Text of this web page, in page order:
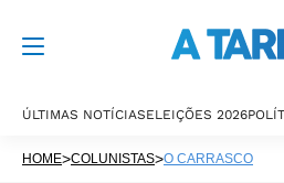
ÚLTIMAS NOTÍCIASELEIÇÕES 2026
HOME>COLUNISTAS>O CARRASCO